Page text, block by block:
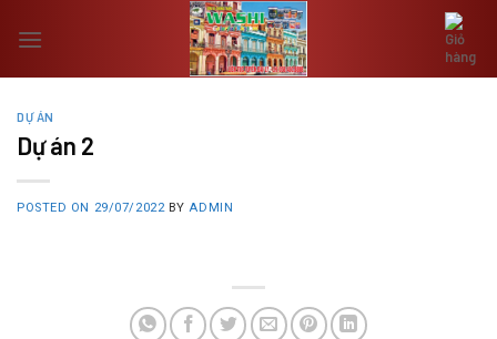
DỰ ÁN
Dự án 2
POSTED ON 29/07/2022 BY ADMIN